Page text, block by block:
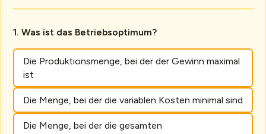
Was ist das Betriebsoptimum?
Die Produktionsmenge, bei der der Gewinn maximal
ist
Die Menge, bei der die variablen Kosten minimal sind
Die Menge, bei der die gesamten